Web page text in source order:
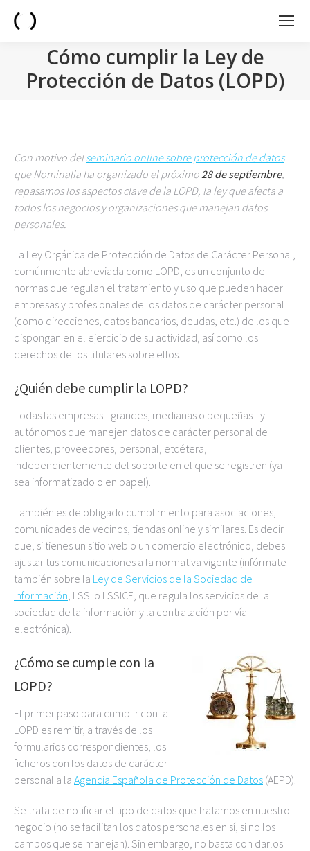
Cómo cumplir la Ley de
Protección de Datos (LOPD)
Con motivo delseminario online sobre protección de datos
que Nominalia ha organizado el próximo28 de septiembre,
repasamos los aspectos clave de la LOPD, la ley que afecta a
todos los negocios y organizaciones que manejan datos
personales.
La Ley Orgánica de Protección de Datos de Carácter Personal,
comúnmente abreviada como LOPD, es un conjunto de
normas que regulan el tratamiento y uso que pueden hacer
empresas y profesionales de los datos de carácter personal
(como direcciones, datos bancarios, deudas, etc.) de los que
dispongan en el ejercicio de su actividad, así como los
derechos de los titulares sobre ellos.
¿Quién debe cumplir la LOPD?
Todas las empresas –grandes, medianas o pequeñas– y
autónomos que manejen datos de carácter personal de
clientes, proveedores, personal, etcétera,
independientemente del soporte en el que se registren (ya
sea informatizado o en papel).
También es de obligado cumplimiento para asociaciones,
comunidades de vecinos, tiendas online y similares. Es decir
que, si tienes un sitio web o un comercio electrónico, debes
ajustar tus comunicaciones a la normativa vigente (infórmate
también sobre la Ley de Servicios de la Sociedad de
Información, LSSI o LSSICE, que regula los servicios de la
sociedad de la información y la contratación por vía
electrónica).
¿Cómo se cumple con la
LOPD?
El primer paso para cumplir con la
LOPD es remitir, a través de los
formularios correspondientes, los
ficheros con los datos de carácter
personal a la Agencia Española de Protección de Datos (AEPD).
Se trata de notificar el tipo de datos que tratamos en nuestro
negocio (no se facilitan los datos personales en sí, si no los
campos que se manejan). Sin embargo, no basta con darlos